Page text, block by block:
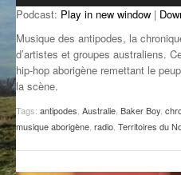
GROOVE N SUN
IL ÉTAIT UNE FOIS
LA FABRIK POÉTIK
LA MINUTE LITTÉRAIRE
PLUS DE MIX
Podcast: Play in new window |
Musique des antipodes, la
d’artistes et groupes australiens.
hip-hop aborigène remettant le
la scène.
Tags: antipodes Australie Baker Boy
musique aborigène radio Territoires du